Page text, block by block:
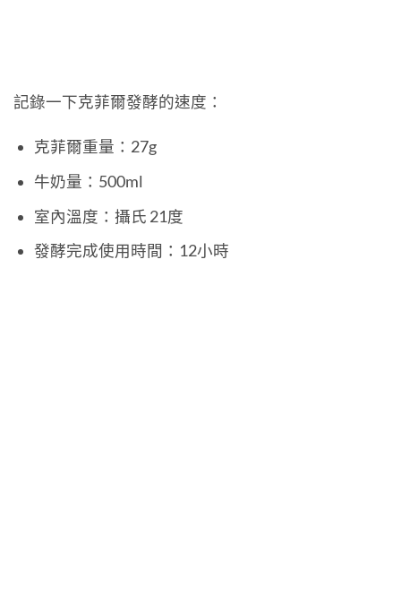
記錄一下克菲爾發酵的速度：
克菲爾重量：27g
牛奶量：500ml
室內溫度：攝氏 21度
發酵完成使用時間：12小時